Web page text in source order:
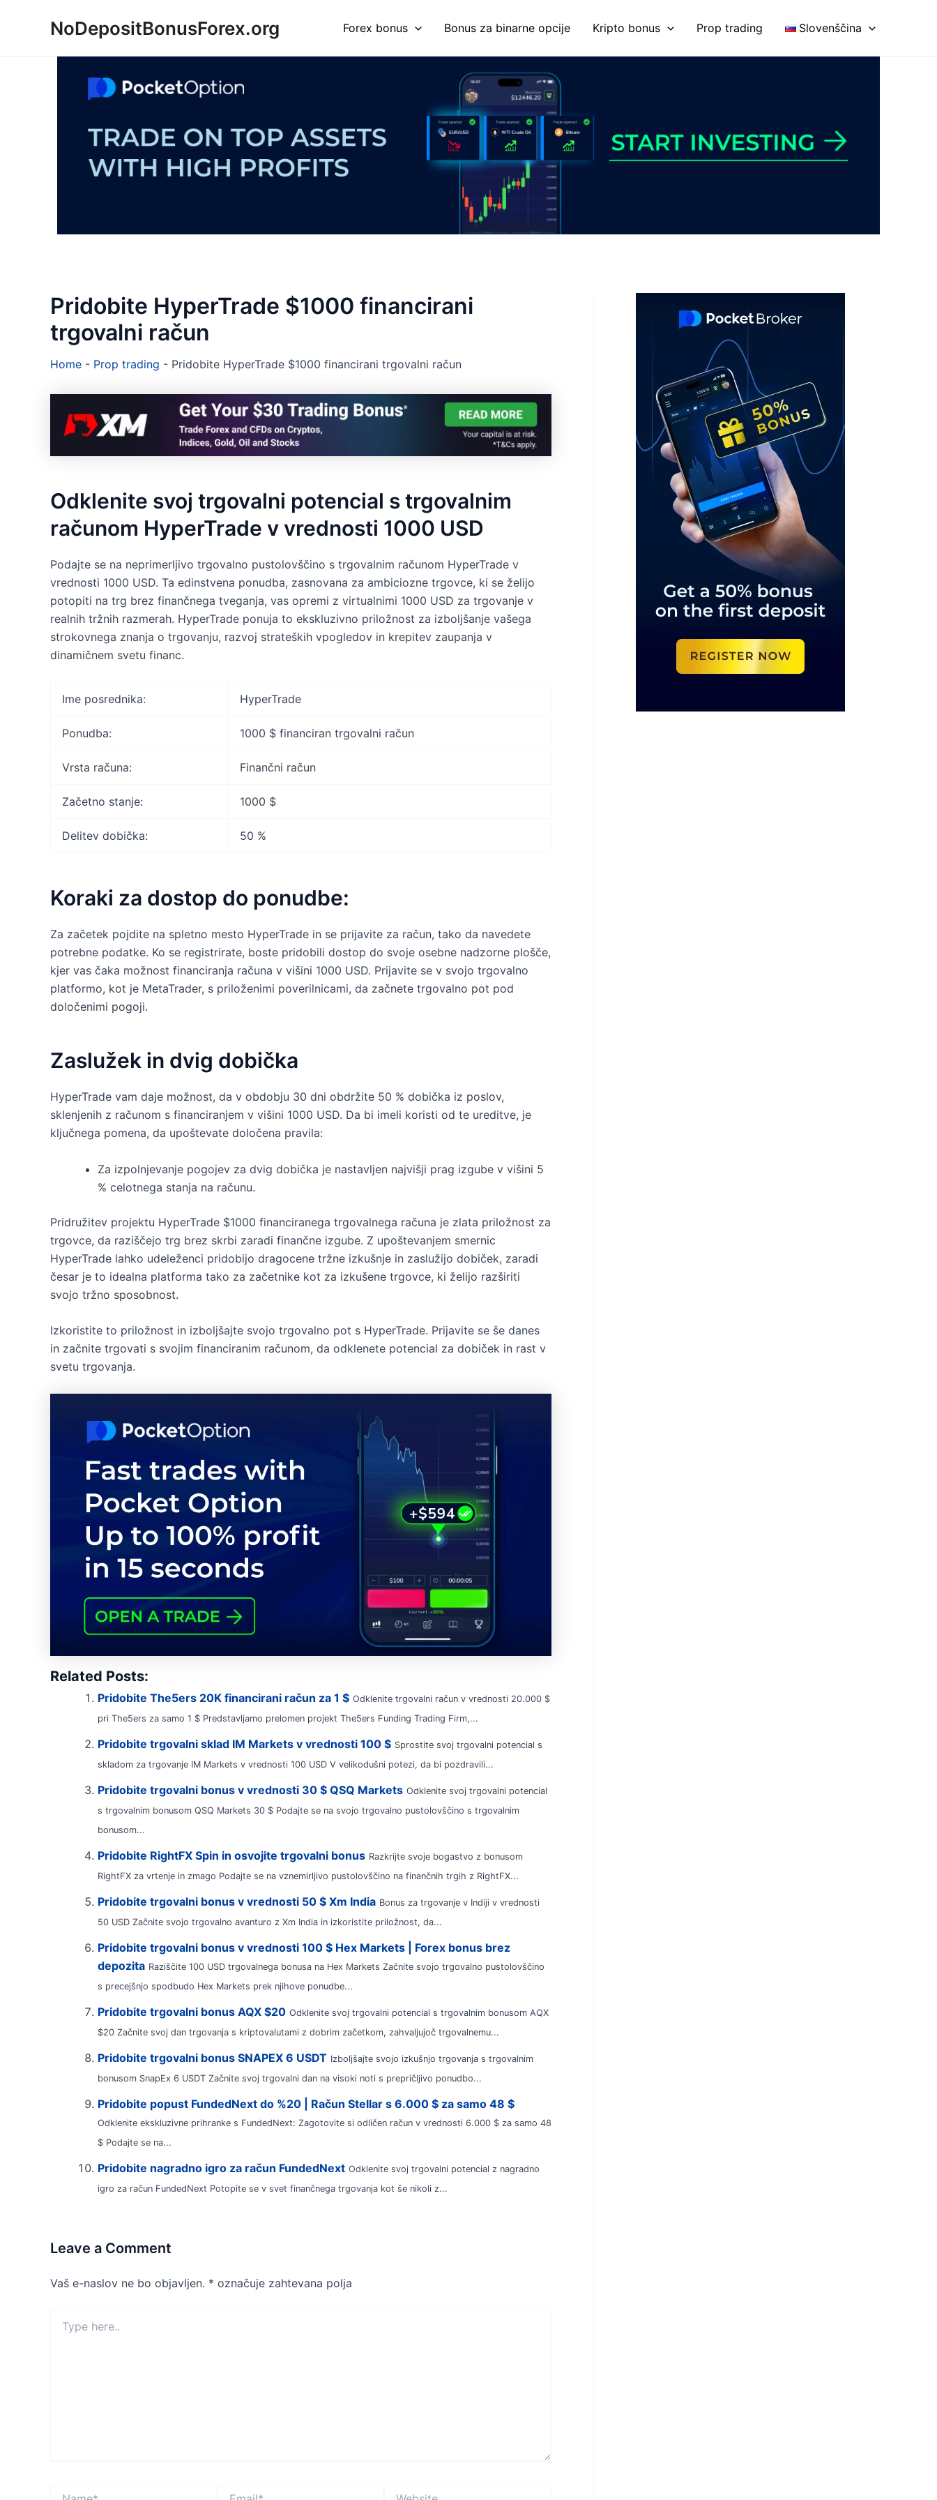
NoDepositBonusForex.org Forex bonus Bonus za binarne opcije Kripto bonus Prop trading Slovenščina
Pridobite HyperTrade $1000 financirani
trgovalni račun
Home - Prop trading - Pridobite HyperTrade $1000 financirani trgovalni račun
Odklenite svoj trgovalni potencial s trgovalnim
računom HyperTrade v vrednosti 1000 USD
Podajte se na neprimerljivo trgovalno pustolovščino s trgovalnim računom HyperTrade v
vrednosti 1000 USD. Ta edinstvena ponudba, zasnovana za ambiciozne trgovce, ki se želijo
potopiti na trg brez finančnega tveganja, vas opremi z virtualnimi 1000 USD za trgovanje v
realnih tržnih razmerah. HyperTrade ponuja to ekskluzivno priložnost za izboljšanje vašega
strokovnega znanja o trgovanju, razvoj strateških vpogledov in krepitev zaupanja v
dinamičnem svetu financ.
Ime posrednika: HyperTrade
Ponudba: 1000 $ financiran trgovalni račun
Vrsta računa: Finančni račun
Začetno stanje: 1000 $
Delitev dobička: 50 %
Koraki za dostop do ponudbe:
Za začetek pojdite na spletno mesto HyperTrade in se prijavite za račun, tako da navedete
potrebne podatke. Ko se registrirate, boste pridobili dostop do svoje osebne nadzorne plošče,
kjer vas čaka možnost financiranja računa v višini 1000 USD. Prijavite se v svojo trgovalno
platformo, kot je MetaTrader, s priloženimi poverilnicami, da začnete trgovalno pot pod
določenimi pogoji.
Zaslužek in dvig dobička
HyperTrade vam daje možnost, da v obdobju 30 dni obdržite 50 % dobička iz poslov,
sklenjenih z računom s financiranjem v višini 1000 USD. Da bi imeli koristi od te ureditve, je
ključnega pomena, da upoštevate določena pravila:
Za izpolnjevanje pogojev za dvig dobička je nastavljen najvišji prag izgube v višini 5
% celotnega stanja na računu.
Pridružitev projektu HyperTrade $1000 financiranega trgovalnega računa je zlata priložnost za
trgovce, da raziščejo trg brez skrbi zaradi finančne izgube. Z upoštevanjem smernic
HyperTrade lahko udeleženci pridobijo dragocene tržne izkušnje in zaslužijo dobiček, zaradi
česar je to idealna platforma tako za začetnike kot za izkušene trgovce, ki želijo razširiti
svojo tržno sposobnost.
Izkoristite to priložnost in izboljšajte svojo trgovalno pot s HyperTrade. Prijavite se še danes
in začnite trgovati s svojim financiranim računom, da odklenete potencial za dobiček in rast v
svetu trgovanja.
Related Posts:
Pridobite The5ers 20K financirani račun za 1 $ Odklenite trgovalni račun v vrednosti 20.000 $
pri The5ers za samo 1 $ Predstavljamo prelomen projekt The5ers Funding Trading Firm,...
Pridobite trgovalni sklad IM Markets v vrednosti 100 $ Sprostite svoj trgovalni potencial s
skladom za trgovanje IM Markets v vrednosti 100 USD V velikodušni potezi, da bi pozdravili...
Pridobite trgovalni bonus v vrednosti 30 $ QSQ Markets Odklenite svoj trgovalni potencial
s trgovalnim bonusom QSQ Markets 30 $ Podajte se na svojo trgovalno pustolovščino s trgovalnim
bonusom...
Pridobite RightFX Spin in osvojite trgovalni bonus Razkrijte svoje bogastvo z bonusom
RightFX za vrtenje in zmago Podajte se na vznemirljivo pustolovščino na finančnih trgih z RightFX...
Pridobite trgovalni bonus v vrednosti 50 $ Xm India Bonus za trgovanje v Indiji v vrednosti
50 USD Začnite svojo trgovalno avanturo z Xm India in izkoristite priložnost, da...
Pridobite trgovalni bonus v vrednosti 100 $ Hex Markets | Forex bonus brez
depozita Raziščite 100 USD trgovalnega bonusa na Hex Markets Začnite svojo trgovalno pustolovščino
s precejšnjo spodbudo Hex Markets prek njihove ponudbe...
Pridobite trgovalni bonus AQX $20 Odklenite svoj trgovalni potencial s trgovalnim bonusom AQX
$20 Začnite svoj dan trgovanja s kriptovalutami z dobrim začetkom, zahvaljujoč trgovalnemu...
Pridobite trgovalni bonus SNAPEX 6 USDT Izboljšajte svojo izkušnjo trgovanja s trgovalnim
bonusom SnapEx 6 USDT Začnite svoj trgovalni dan na visoki noti s prepričljivo ponudbo...
Pridobite popust FundedNext do %20 | Račun Stellar s 6.000 $ za samo 48 $
Odklenite ekskluzivne prihranke s FundedNext: Zagotovite si odličen račun v vrednosti 6.000 $ za samo 48
$ Podajte se na...
Pridobite nagradno igro za račun FundedNext Odklenite svoj trgovalni potencial z nagradno
igro za račun FundedNext Potopite se v svet finančnega trgovanja kot še nikoli z...
Leave a Comment
Vaš e-naslov ne bo objavljen. * označuje zahtevana polja
here..